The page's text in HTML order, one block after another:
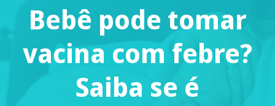
Bebê pode tomar
vacina com febre?
Saiba se é